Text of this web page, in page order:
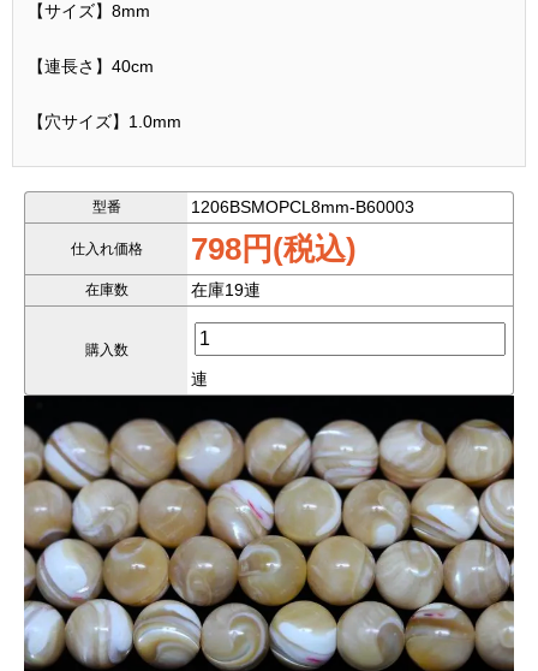
【サイズ】8mm
【連長さ】40cm
【穴サイズ】1.0mm
◆真珠を生む貝類から仕上げたラウンドビーズです。「母の
愛」の意味に富んだこの商品を使って色々魅了の商品を作成し
ましょう。
★とても脆いものですので、穴周りに欠けが多いが、極めて少
ないほうのみ厳選させていただきました！
型番 1206BSMOPCL8mm-B60003
仕入れ価格 798円(税込)
在庫数 在庫19連
購入数
連